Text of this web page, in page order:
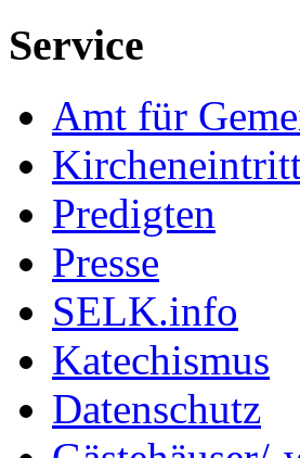
Service
Amt für
Predigten
Presse
SELK.info
Katechismus
Datenschutz